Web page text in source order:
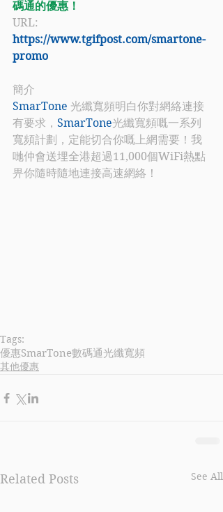
碼通的優惠！
URL:
https://www.tgifpost.com/smartone-
promo
簡介
SmarTone 光纖寬頻明白你對網絡連接
有要求， SmarTone光纖寬頻嘅一系列
寬頻計劃，定能切合你嘅上網需要！我
哋仲會送埋全港超過11,000個WiFi熱點
畀你隨時隨地連接高速網絡！
Tags:
優惠SmarTone數碼通光纖寬頻
其他優惠
Related Posts See All